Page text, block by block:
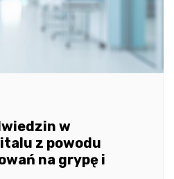
w
z powodu
na grypę i